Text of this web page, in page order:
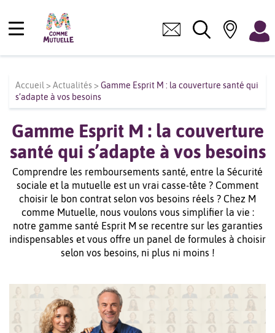
Accueil > Actualités> Gamme Esprit M : la couverture santé qui
s’adapte à vos besoins
Gamme Esprit M : la couverture
santé qui s’adapte à vos besoins
Comprendre les remboursements santé, entre la Sécurité
sociale et la mutuelle est un vrai casse-tête ? Comment
choisir le bon contrat selon vos besoins réels ? Chez M
comme Mutuelle, nous voulons vous simplifier la vie :
notre gamme santé Esprit M se recentre sur les garanties
indispensables et vous offre un panel de formules à choisir
selon vos besoins, ni plus ni moins !